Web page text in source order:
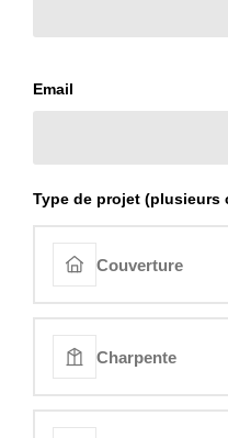
Email
Type de projet (plusieurs
Couverture
Charpente